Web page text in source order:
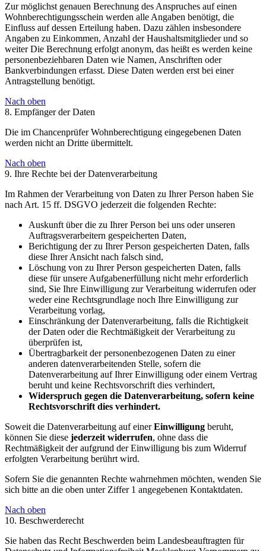
Zur möglichst genauen Berechnung des Anspruches auf einen
Wohnberechtigungsschein werden alle Angaben benötigt, die
Einfluss auf dessen Erteilung haben. Dazu zählen insbesondere
Angaben zu Einkommen, Anzahl der Haushaltsmitglieder und so
weiter Die Berechnung erfolgt anonym, das heißt es werden keine
personenbeziehbaren Daten wie Namen, Anschriften oder
Bankverbindungen erfasst. Diese Daten werden erst bei einer
Antragstellung benötigt.
Nach oben
8. Empfänger der Daten
Die im Chancenprüfer Wohnberechtigung eingegebenen Daten
werden nicht an Dritte übermittelt.
Nach oben
9. Ihre Rechte bei der Datenverarbeitung
Im Rahmen der Verarbeitung von Daten zu Ihrer Person haben Sie
nach Art. 15 ff. DSGVO jederzeit die folgenden Rechte:
Auskunft über die zu Ihrer Person bei uns oder unseren
Auftragsverarbeitern gespeicherten Daten,
Berichtigung der zu Ihrer Person gespeicherten Daten, falls
diese Ihrer Ansicht nach falsch sind,
Löschung von zu Ihrer Person gespeicherten Daten, falls
diese für unsere Aufgabenerfüllung nicht mehr erforderlich
sind, Sie Ihre Einwilligung zur Verarbeitung widerrufen oder
weder eine Rechtsgrundlage noch Ihre Einwilligung zur
Verarbeitung vorlag,
Einschränkung der Datenverarbeitung, falls die Richtigkeit
der Daten oder die Rechtmäßigkeit der Verarbeitung zu
überprüfen ist,
Übertragbarkeit der personenbezogenen Daten zu einer
anderen datenverarbeitenden Stelle, sofern die
Datenverarbeitung auf Ihrer Einwilligung oder einem Vertrag
beruht und keine Rechtsvorschrift dies verhindert,
Widerspruch gegen die Datenverarbeitung, sofern keine
Rechtsvorschrift dies verhindert.
Soweit die Datenverarbeitung auf einerEinwilligung beruht,
können Sie diese jederzeit widerrufen, ohne dass die
Rechtmäßigkeit der aufgrund der Einwilligung bis zum Widerruf
erfolgten Verarbeitung berührt wird.
Sofern Sie die genannten Rechte wahrnehmen möchten, wenden Sie
sich bitte an die oben unter Ziffer 1 angegebenen Kontaktdaten.
Nach oben
10. Beschwerderecht
Sie haben das Recht Beschwerden beim Landesbeauftragten für